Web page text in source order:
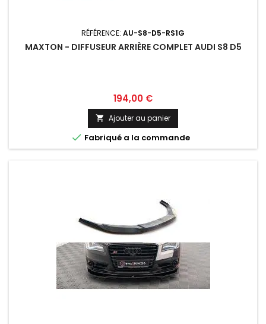
RÉFÉRENCE: AU-S8-D5-RS1G
MAXTON - DIFFUSEUR ARRIÈRE COMPLET AUDI S8 D5
Prix
194,00 €
 Ajouter au panier
 Fabriqué a la commande